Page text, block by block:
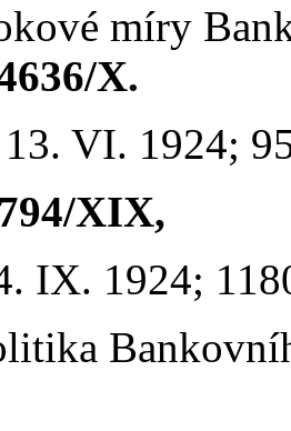
míry
X.
13. VI. 1924;
XIX,
IX. 1924;